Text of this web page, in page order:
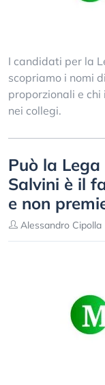
I candidati per la
scopriamo i nomi
proporzionali e
nei collegi.
Può la
Salvini è il
e non
Alessandro Cipolla